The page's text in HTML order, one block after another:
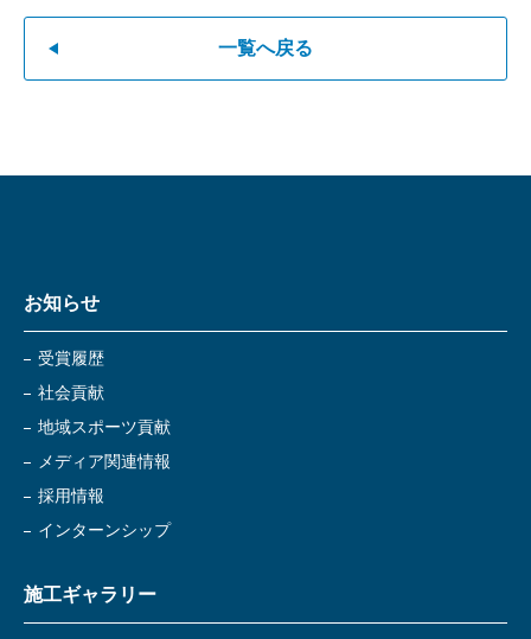
一覧へ戻る
お知らせ
受賞履歴
社会貢献
地域スポーツ貢献
メディア関連情報
採用情報
インターンシップ
施工ギャラリー